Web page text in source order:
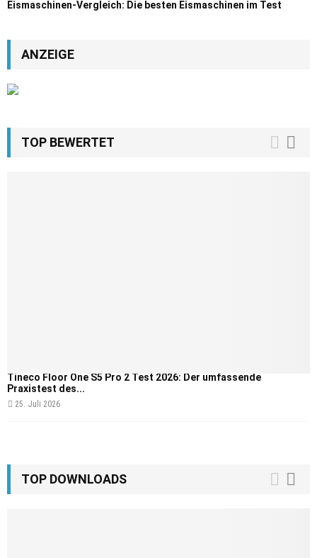
Eismaschinen-Vergleich: Die besten Eismaschinen im Test
ANZEIGE
TOP BEWERTET
Tineco Floor One S5 Pro 2 Test 2026: Der umfassende
Praxistest des...
25. Juli 2026
TOP DOWNLOADS